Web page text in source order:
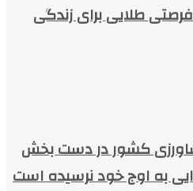
طلایی برای زندگی
کشور در دست بخش
به اوج خود نرسیده است